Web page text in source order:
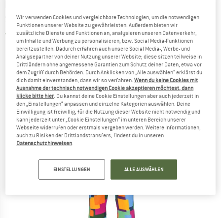
Skiunterwäsche
5,0(1)
Wir verwenden Cookies und vergleichbare Technologien, um die notwendigen
Funktionen unserer Website zu gewährleisten. Außerdem bieten wir
zusätzliche Dienste und Funktionen an, analysieren unseren Datenverkehr,
um Inhalte und Werbung zu personalisieren, bzw. Social Media-Funktionen
bereitzustellen. Dadurch erfahren auch unsere Social Media-, Werbe- und
Analysepartner von deiner Nutzung unserer Website; diese sitzen teilweise in
Drittländern ohne angemessene Garantien zum Schutz deiner Daten, etwa vor
dem Zugriff durch Behörden. Durch Anklicken von „Alle auswählen“ erklärst du
dich damit einverstanden, dass wir so verfahren.Wenn du keine Cookies mit
Ausnahme der technisch notwendigen Cookie akzeptieren möchtest, dann
klicke bitte hier. Du kannst deine Cookie Einstellungen aber auch jederzeit in
den „Einstellungen“ anpassen und einzelne Kategorien auswählen. Deine
Einwilligung ist freiwillig, für die Nutzung dieser Website nicht notwendig und
kann jederzeit unter „Cookie Einstellungen“ im unteren Bereich unserer
Webseite widerrufen oder erstmals vergeben werden. Weitere Informationen,
auch zu Risiken der Drittlandstransfers, findest du in unseren
Datenschutzhinweisen.
EINSTELLUNGEN ALLE AUSWÄHLEN